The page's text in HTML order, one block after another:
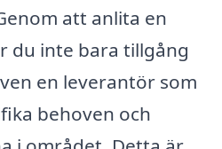
att anlita en
du inte bara tillgång
en leverantör som
behoven och